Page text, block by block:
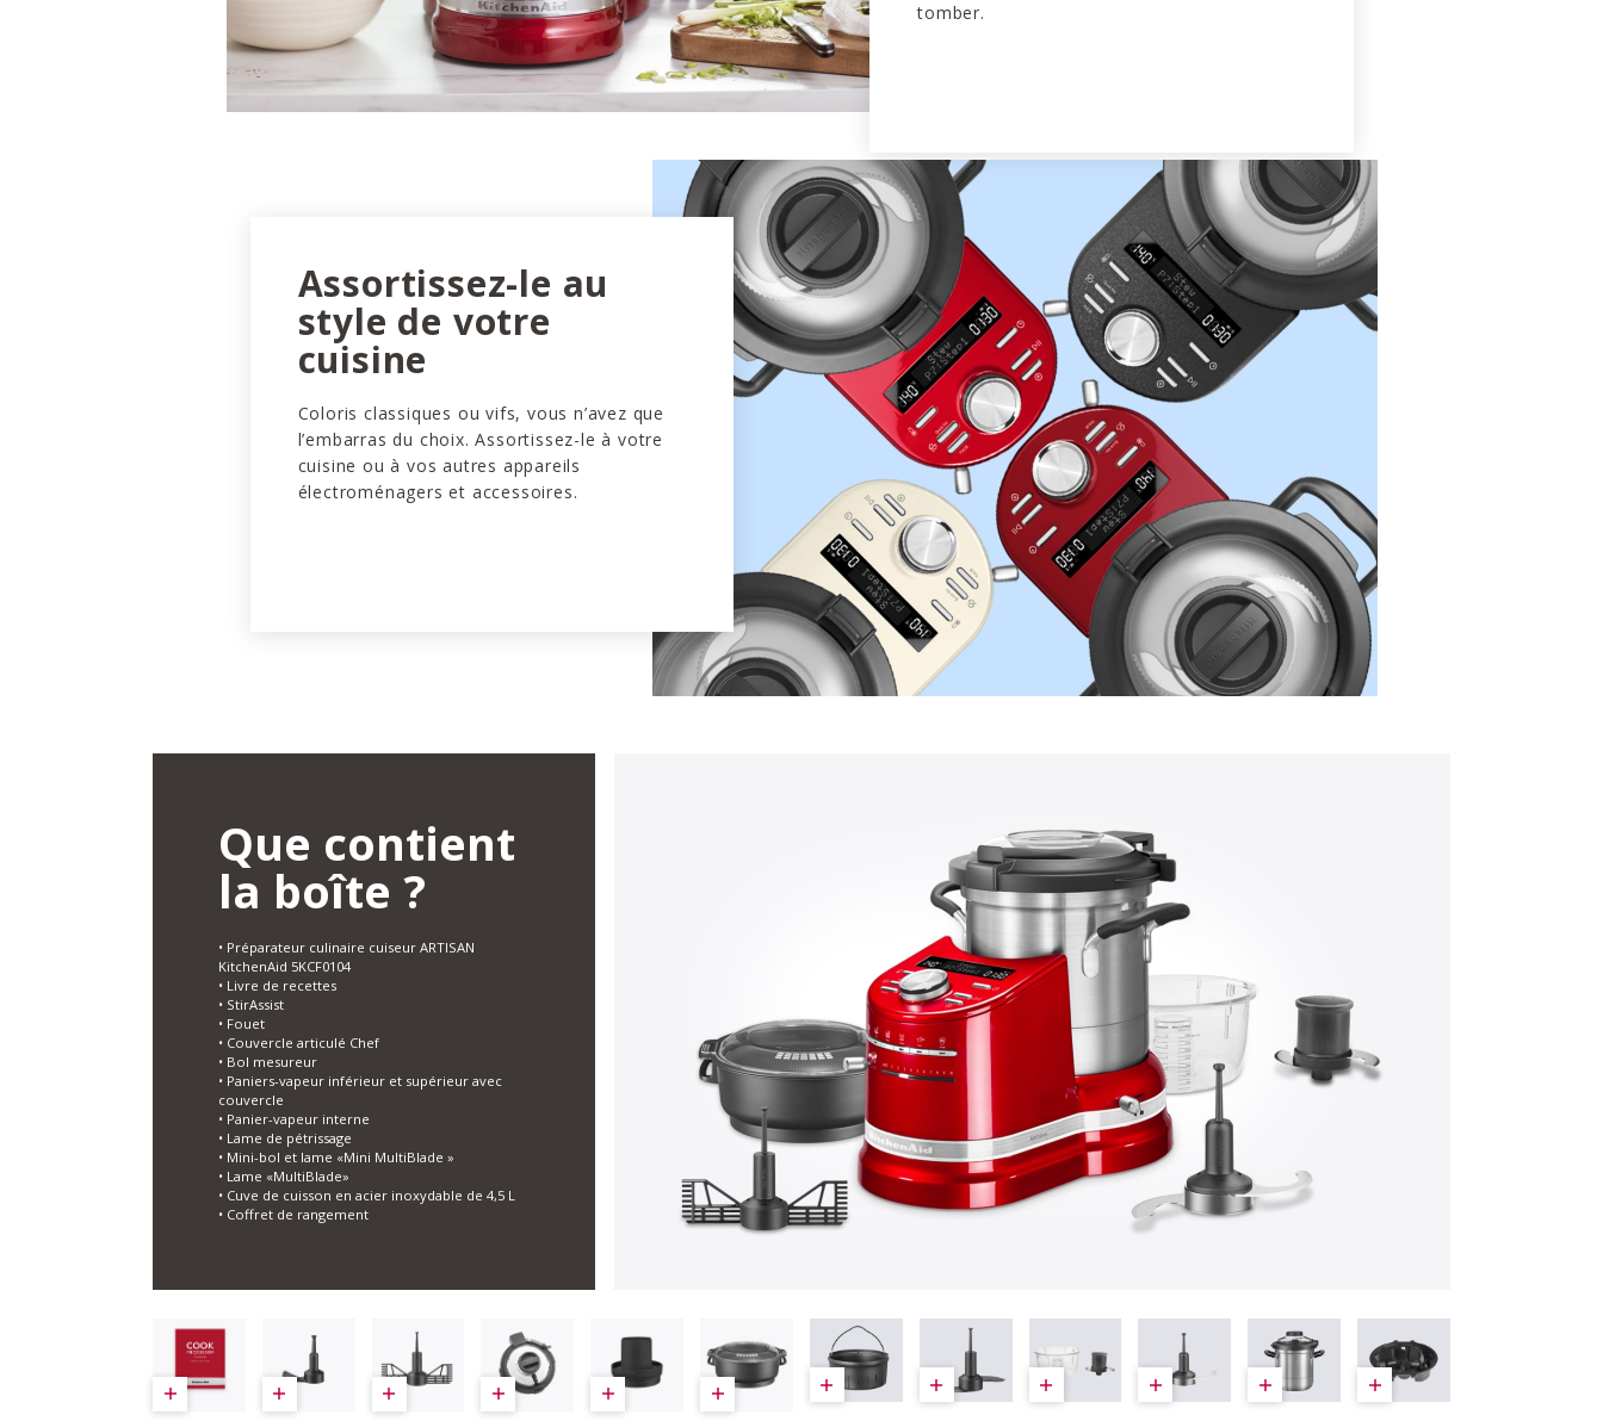
tomber.
Assortissez-le au
style de votre
cuisine
Coloris classiques ou vifs, vous n’avez que
l’embarras du choix. Assortissez-le à votre
cuisine ou à vos autres appareils
électroménagers et accessoires.
Que contient
la boîte ?
• Préparateur culinaire cuiseur ARTISAN
KitchenAid 5KCF0104
• Livre de recettes
• StirAssist
• Fouet
• Couvercle articulé Chef
• Bol mesureur
• Paniers-vapeur inférieur et supérieur avec
couvercle
• Panier-vapeur interne
• Lame de pétrissage
• Mini-bol et lame «Mini MultiBlade »
• Lame «MultiBlade»
• Cuve de cuisson en acier inoxydable de 4,5 L
• Coffret de rangement